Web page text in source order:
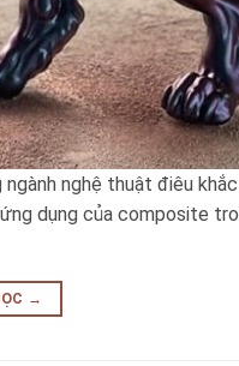
nghệ thuật điêu
dụng của composite
→